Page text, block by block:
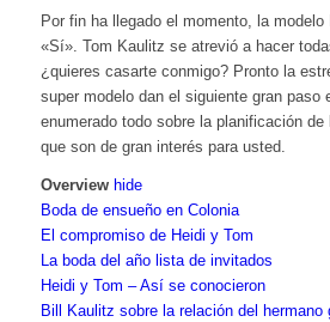
Por fin ha llegado el momento, la
«Sí». Tom Kaulitz se atrevió a hacer
¿quieres casarte conmigo? Pronto la
super modelo dan el siguiente gran paso
enumerado todo sobre la planificación
que son de gran interés para usted.
Overview hide
Boda de ensueño en Colonia
El compromiso de Heidi y Tom
La boda del año lista de invitados
Heidi y Tom – Así se conocieron
Bill Kaulitz sobre la relación del hermano